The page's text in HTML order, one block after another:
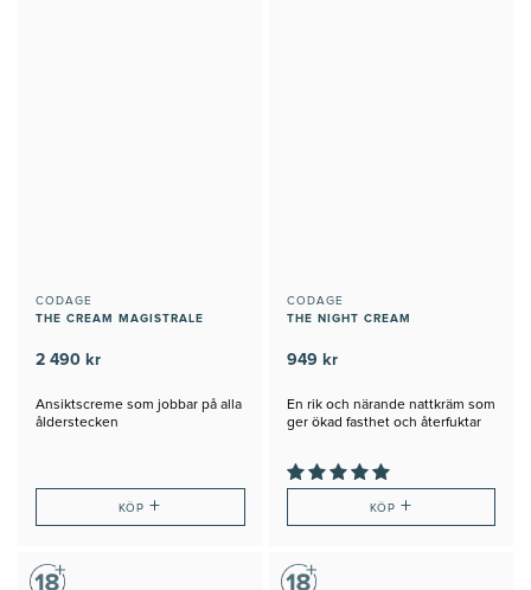
CODAGE
THE CREAM MAGISTRALE
2 490 kr
Ansiktscreme som jobbar på alla
ålderstecken
KÖP+
CODAGE
THE NIGHT CREAM
949 kr
En rik och närande nattkräm som
ger ökad fasthet och återfuktar
KÖP +